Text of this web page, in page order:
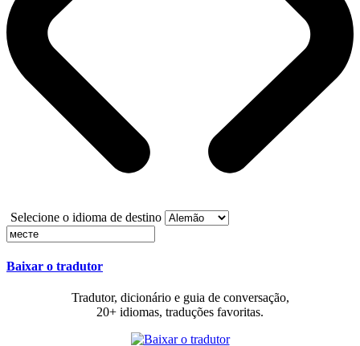
Selecione o idioma de destino
Baixar o tradutor
Tradutor, dicionário e guia de conversação,
20+ idiomas, traduções favoritas.